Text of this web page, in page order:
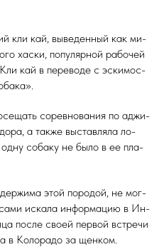
кли кай, вы­веден­ный как ми­
хас­ки, по­пуляр­ной ра­бочей
кай в пе­рево­де с эс­ки­мос­
со­рев­но­вания по ад­жи­
а так­же выс­тавля­ла ло­
со­баку не бы­ло в ее пла­
этой по­родой, не мог­
ис­ка­ла ин­форма­цию в Ин­
пос­ле сво­ей пер­вой встре­чи
в Ко­лора­до за щен­ком.